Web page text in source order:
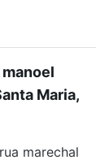
Maria,
marechal